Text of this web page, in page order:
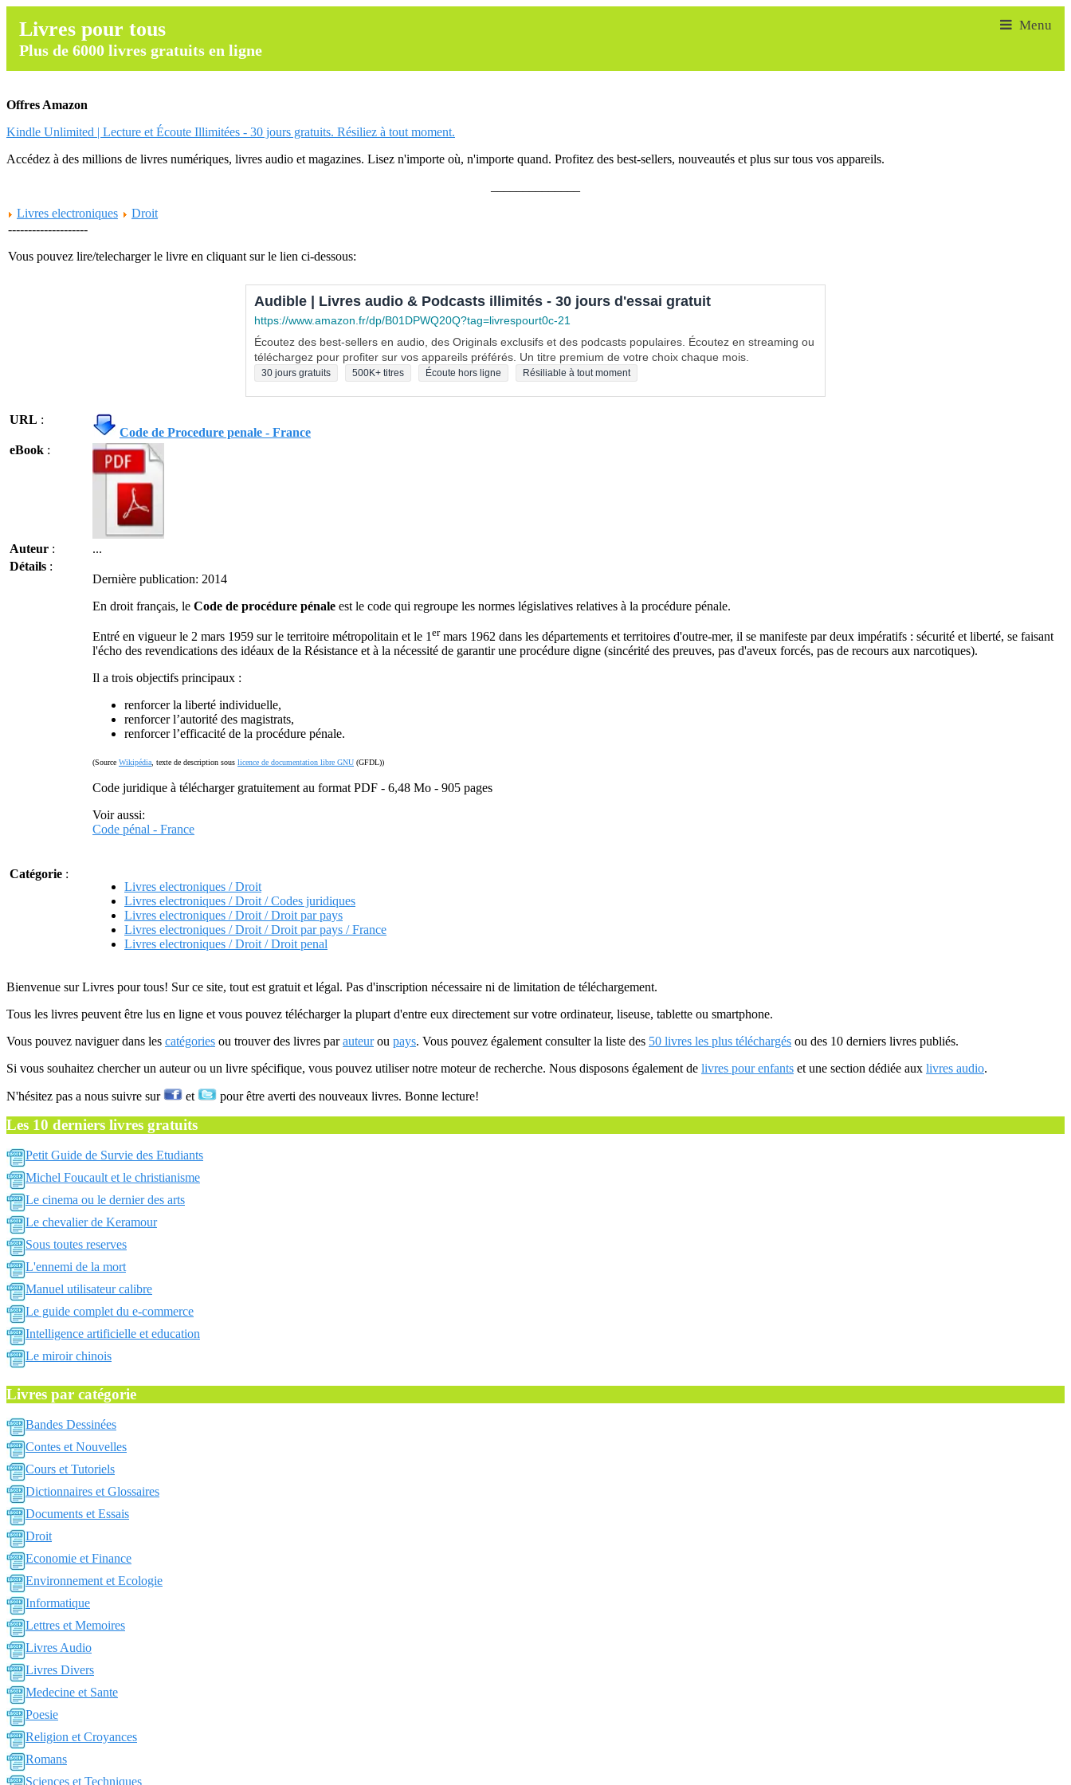
Livres pour tous
Plus de 6000 livres gratuits en ligne
Offres Amazon
Kindle Unlimited | Lecture et Écoute Illimitées - 30 jours gratuits. Résiliez à tout moment.
Accédez à des millions de livres numériques, livres audio et magazines. Lisez n'importe où, n'importe quand. Profitez des best-sellers, nouveautés et plus sur tous vos appareils.
Livres electroniques
Droit
--------------------
Vous pouvez lire/telecharger le livre en cliquant sur le lien ci-dessous:
Audible | Livres audio & Podcasts illimités - 30 jours d'essai gratuit
https://www.amazon.fr/dp/B01DPWQ20Q?tag=livrespourt0c-21
Écoutez des best-sellers en audio, des Originals exclusifs et des podcasts populaires. Écoutez en streaming ou
téléchargez pour profiter sur vos appareils préférés. Un titre premium de votre choix chaque mois.
30 jours gratuits 500K+ titres Écoute hors ligne Résiliable à tout moment
URL :
Code de Procedure penale - France
eBook :
Auteur :
...
Détails :
Dernière publication: 2014
En droit français, le Code de procédure pénale est le code qui regroupe les normes législatives relatives à la procédure pénale.
Entré en vigueur le 2 mars 1959 sur le territoire métropolitain et le 1 ermars 1962 dans les départements et territoires d'outre-mer, il se manifeste par deux impératifs : sécurité et liberté, se faisant
l'écho des revendications des idéaux de la Résistance et à la nécessité de garantir une procédure digne (sincérité des preuves, pas d'aveux forcés, pas de recours aux narcotiques).
Il a trois objectifs principaux :
renforcer la liberté individuelle,
renforcer l’autorité des magistrats,
renforcer l’efficacité de la procédure pénale.
(Source Wikipédia, texte de description sous licence de documentation libre GNU (GFDL))
Code juridique à télécharger gratuitement au format PDF - 6,48 Mo - 905 pages
Voir aussi:
Code pénal - France
Catégorie :
Livres electroniques / Droit
Livres electroniques / Droit / Codes juridiques
Livres electroniques / Droit / Droit par pays
Livres electroniques / Droit / Droit par pays / France
Livres electroniques / Droit / Droit penal
Bienvenue sur Livres pour tous! Sur ce site, tout est gratuit et légal. Pas d'inscription nécessaire ni de limitation de téléchargement.
Tous les livres peuvent être lus en ligne et vous pouvez télécharger la plupart d'entre eux directement sur votre ordinateur, liseuse, tablette ou smartphone.
Vous pouvez naviguer dans les catégories ou trouver des livres parauteurou pays. Vous pouvez également consulter la liste des 50 livres les plus téléchargés ou des 10 derniers livres publiés.
Si vous souhaitez chercher un auteur ou un livre spécifique, vous pouvez utiliser notre moteur de recherche. Nous disposons également de livres pour enfants et une section dédiée aux livres audio.
N'hésitez pas a nous suivre sur et pour être averti des nouveaux livres. Bonne lecture!
Les 10 derniers livres gratuits
Petit Guide de Survie des Etudiants
Michel Foucault et le christianisme
Le cinema ou le dernier des arts
Le chevalier de Keramour
Sous toutes reserves
L'ennemi de la mort
Manuel utilisateur calibre
Le guide complet du e-commerce
Intelligence artificielle et education
Le miroir chinois
Livres par catégorie
Bandes Dessinées
Contes et Nouvelles
Cours et Tutoriels
Dictionnaires et Glossaires
Documents et Essais
Droit
Economie et Finance
Environnement et Ecologie
Informatique
Lettres et Memoires
Livres Audio
Livres Divers
Medecine et Sante
Poesie
Religion et Croyances
Romans
Sciences et Techniques